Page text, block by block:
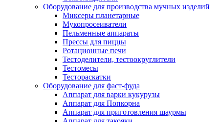
Оборудование для производства мучных изделий
Миксеры планетарные
Мукопросеиватели
Пельменные аппараты
Прессы для пиццы
Ротационные печи
Тестоделители, тестоокруглители
Тестомесы
Тестораскатки
Оборудование для фаст-фуда
Аппарат для варки кукурузы
Аппарат для Попкорна
Аппарат для приготовления шаурмы